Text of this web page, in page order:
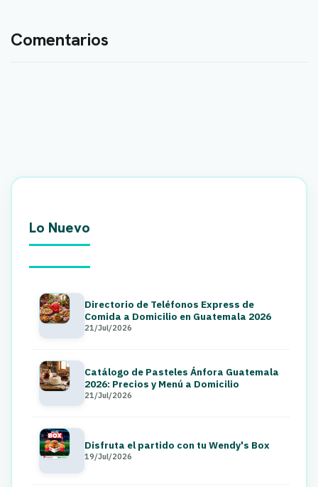
Comentarios
Lo Nuevo
Directorio de Teléfonos Express de
Comida a Domicilio en Guatemala 2026
21/Jul/2026
Catálogo de Pasteles Ánfora Guatemala
2026: Precios y Menú a Domicilio
21/Jul/2026
Disfruta el partido con tu Wendy's Box
19/Jul/2026